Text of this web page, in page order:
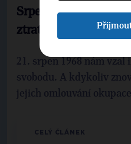
Srpen 68:
ztratíme svobodu
21. srpen 1968 nám vzal
svobodu. A kdykoliv
jejich omlouvání
CELÝ ČLÁNEK